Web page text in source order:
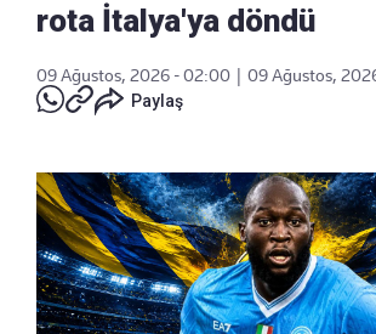
rota İtalya'ya döndü
09 Ağustos, 2026 - 02:00 | 09 Ağustos,
Paylaş